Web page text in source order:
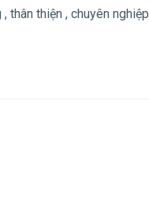
thân thiện , chuyên nghiệp